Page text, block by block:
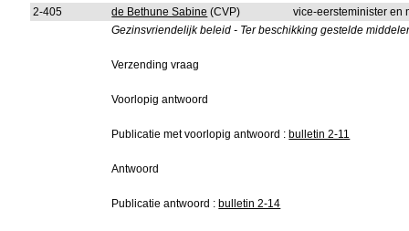
2-405 de Bethune Sabine (CVP)
vice-eersteminister en
Gezinsvriendelijk beleid - Ter beschikking gestelde
Verzending vraag
Voorlopig antwoord
Publicatie met voorlopig antwoord : bulletin 2-11
Antwoord
Publicatie antwoord : bulletin 2-14